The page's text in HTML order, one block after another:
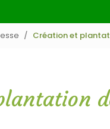
Création et